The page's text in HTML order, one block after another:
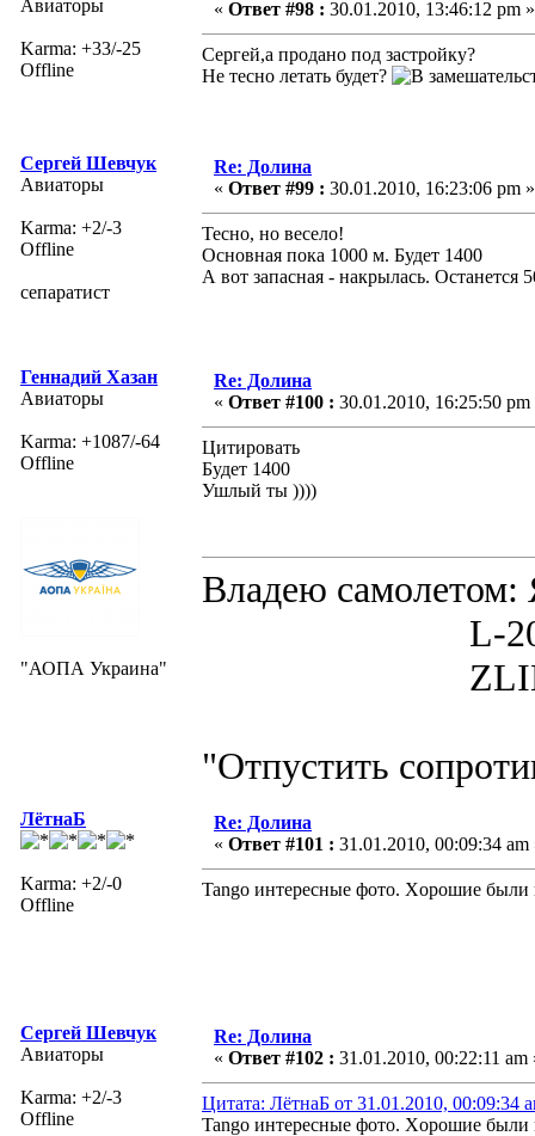
Авиаторы
Karma: +33/-25
Offline
« Ответ #98 : 30.01.2010, 13:46:12 pm »
Сергей,а продано под застройку?
Не тесно летать будет?
Сергей Шевчук
Авиаторы
Karma: +2/-3
Offline
сепаратист
Re: Долина
« Ответ #99 : 30.01.2010, 16:23:06 pm »
Тесно, но весело!
Основная пока 1000 м. Будет 1400
А вот запасная - накрылась. Останется
Геннадий Хазан
Авиаторы
Karma: +1087/-64
Offline
"АОПА Украина"
Re: Долина
« Ответ #100 : 30.01.2010, 16:25:50 pm
Цитировать
Будет 1400
Ушлый ты ))))
Владею
L-200D
ZLIN 526
"Отпустить
ЛётнаБ
Karma: +2/-0
Offline
Re: Долина
« Ответ #101 : 31.01.2010, 00:09:34 am
Tango интересные фото. Xорошие
Сергей Шевчук
Авиаторы
Karma: +2/-3
Offline
Re: Долина
« Ответ #102 : 31.01.2010, 00:22:11 am
Цитата: ЛётнаБ от 31.01.2010, 00:09:34
Tango интересные фото. Xорошие